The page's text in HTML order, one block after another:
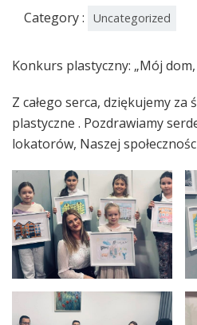
Category : Uncategorized
Konkurs plastyczny: „Mój dom,
Z całego serca, dziękujemy
plastyczne . Pozdrawiamy
lokatorów, Naszej